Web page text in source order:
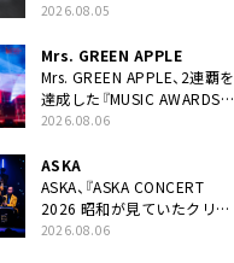
ニット・TAKARAがデビュー
2026.08.05
Mrs. GREEN APPLE
Mrs. GREEN APPLE、2連覇を
達成した『MUSIC AWARDS
JAPAN 2026』での「クスシ
YouTube公開
2026.08.06
ASKA
ASKA、『ASKA CONCERT
2026 昭和が見ていたクリス
マス!? 』発売＆上映決定
2026.08.06